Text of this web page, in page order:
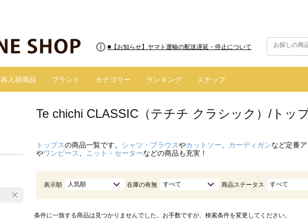
■8/13(木)AM2:00～サイトメンテナンス実施のお知らせ
■【お知らせ】ヤマト運輸の配送遅延・停止について
再入荷商品 ブランド カテゴリー ランキング スナップ
Te chichi CLASSIC（テチチ クラシック）/トッ
トップスの商品一覧です。 シャツ・ブラウスやカットソー カーディガンなど定番
やワンピース ニット・セーターなどの商品も充実！
表示順 人気順 在庫の有無 すべて 商品ステータス すべて
条件に一致する商品は見つかりませんでした。お手数ですが、検索条件を変更してください。